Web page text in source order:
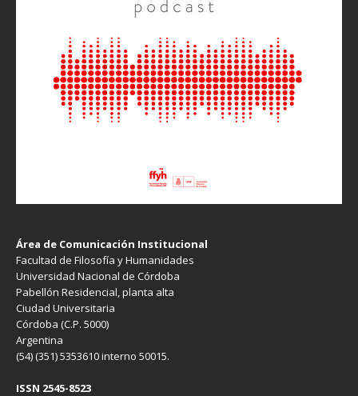
Área de Comunicación Institucional
Facultad de Filosofía y Humanidades
Universidad Nacional de Córdoba
Pabellón Residencial, planta alta
Ciudad Universitaria
Córdoba (C.P. 5000)
Argentina
(54) (351) 5353610 interno 50015.
ISSN 2545-8523